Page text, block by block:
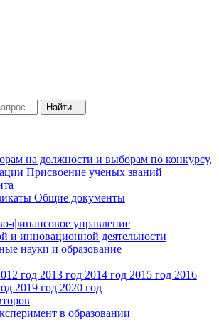
Найти...
на должности и выборам по конкурсу,
Присвоение ученых званий
Общие документы
финансовое управление
и инновационной деятельности
науки и образование
год 2013 год 2014 год 2015 год 2016
2019 год 2020 год
в образовании